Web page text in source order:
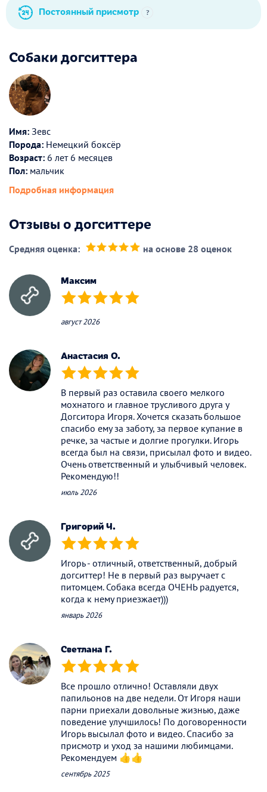
Постоянный присмотр ?
Собаки догситтера
Имя: Зевс
Порода: Немецкий боксёр
Возраст: 6 лет 6 месяцев
Пол: мальчик
Подробная информация
Отзывы о догситтере
Средняя оценка: на основе 28 оценок
Максим
(*) (*) (*) (*) (*)
август 2026
Анастасия О.
(*) (*) (*) (*) (*)
В первый раз оставила своего мелкого
мохнатого и главное трусливого друга у
Догситора Игоря. Хочется сказать большое
спасибо ему за заботу, за первое купание в
речке, за частые и долгие прогулки. Игорь
всегда был на связи, присылал фото и видео.
Очень ответственный и улыбчивый человек.
Рекомендую!!
июль 2026
Григорий Ч.
(*) (*) (*) (*) (*)
Игорь - отличный, ответственный, добрый
догситтер! Не в первый раз выручает с
питомцем. Собака всегда ОЧЕНЬ радуется,
когда к нему приезжает)))
январь 2026
Светлана Г.
(*) (*) (*) (*) (*)
Все прошло отлично! Оставляли двух
папильонов на две недели. От Игоря наши
парни приехали довольные жизнью, даже
поведение улучшилось! По договоренности
Игорь высылал фото и видео. Спасибо за
присмотр и уход за нашими любимцами.
Рекомендуем 👍👍
сентябрь 2025